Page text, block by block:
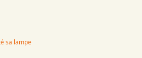
sa lampe